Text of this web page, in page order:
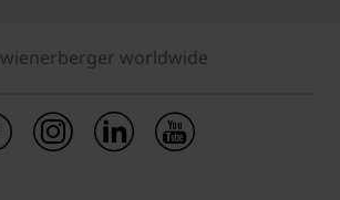
wienerberger worldwide